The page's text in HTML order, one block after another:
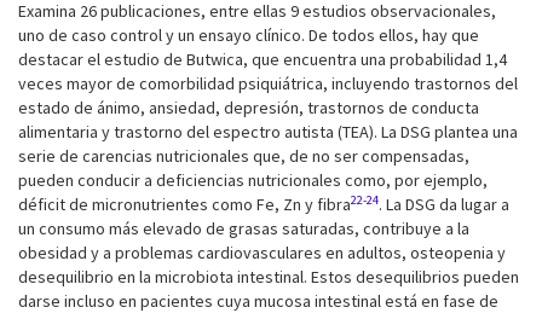
Examina 26 publicaciones, entre ellas 9 estudios observacionales,
uno de caso control y un ensayo clínico. De todos ellos, hay que
destacar el estudio de Butwica, que encuentra una probabilidad 1,4
veces mayor de comorbilidad psiquiátrica, incluyendo trastornos del
estado de ánimo, ansiedad, depresión, trastornos de conducta
alimentaria y trastorno del espectro autista (TEA). La DSG plantea una
serie de carencias nutricionales que, de no ser compensadas,
pueden conducir a deficiencias nutricionales como, por ejemplo,
déficit de micronutrientes como Fe, Zn y fibra22-24. La DSG da lugar a
un consumo más elevado de grasas saturadas, contribuye a la
obesidad y a problemas cardiovasculares en adultos, osteopenia y
desequilibrio en la microbiota intestinal. Estos desequilibrios pueden
darse incluso en pacientes cuya mucosa intestinal está en fase de